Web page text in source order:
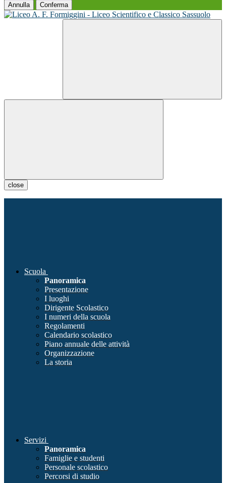
Annulla Conferma
close
Scuola
Panoramica
Presentazione
I luoghi
Dirigente Scolastico
I numeri della scuola
Regolamenti
Calendario scolastico
Piano annuale delle attività
Organizzazione
La storia
Servizi
Panoramica
Famiglie e studenti
Personale scolastico
Percorsi di studio